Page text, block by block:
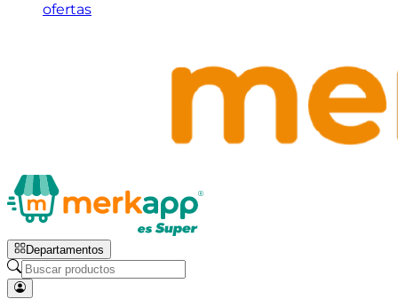
ofertas
Departamentos